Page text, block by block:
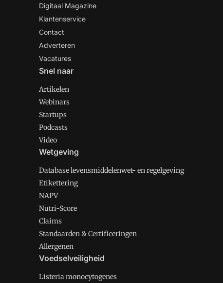
Digitaal Magazine
Klantenservice
Contact
Adverteren
Vacatures
Snel naar
Artikelen
Webinars
Startups
Podcasts
Video
Wetgeving
Database levensmiddelenwet- en regelgeving
Etikettering
NAPV
Nutri-Score
Claims
Standaarden & Certificeringen
Allergenen
Voedselveiligheid
Listeria monocytogenes